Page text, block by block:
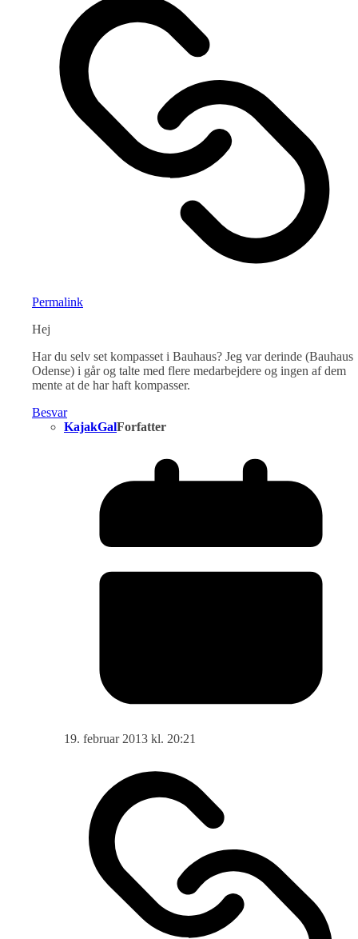
Permalink
Hej
Har du selv set kompasset i Bauhaus? Jeg var derinde (Bauhaus
Odense) i går og talte med flere medarbejdere og ingen af dem
mente at de har haft kompasser.
Besvar
KajakGalForfatter
19. februar 2013 kl. 20:21